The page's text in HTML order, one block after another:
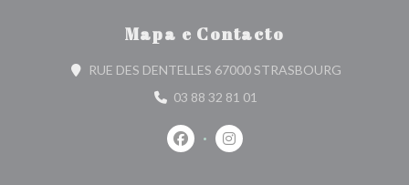
Mapa e Contacto
RUE DES DENTELLES 67000 STRASBOURG
03 88 32 81 01
Facebook ((abre numa nova janela))
Instagram ((abre numa nova